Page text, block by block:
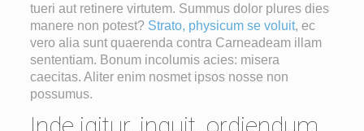
tueri aut retinere virtutem. Summus dolor plures dies
manere non potest? Strato, physicum se voluit, ec
vero alia sunt quaerenda contra Carneadeam illam
sententiam. Bonum incolumis acies: misera
caecitas. Aliter enim nosmet ipsos nosse non
possumus.